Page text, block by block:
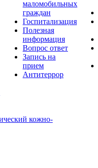
маломобильных
граждан
Госпитализация
Полезная
информация
Вопрос ответ
Запись на
прием
Антитеррор